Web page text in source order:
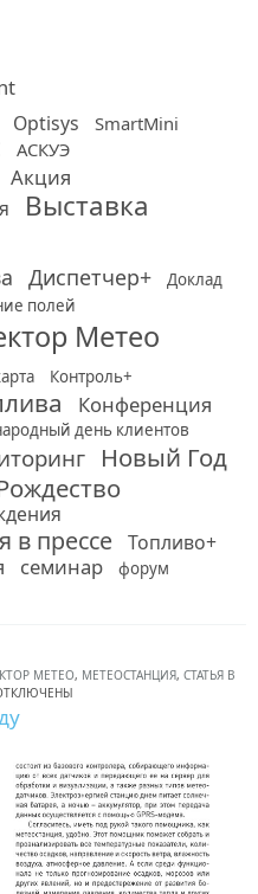
Optisys
SmartMini
АСКУЭ
Акция
Выставка
Диспетчер+ Доклад
полей
Метео
Контроль+
Конференция
день клиентов
Новый Год
в прессе Топливо+
семинар форум
МЕТЕО, МЕТЕОСТАНЦИЯ, СТАТЬЯ В